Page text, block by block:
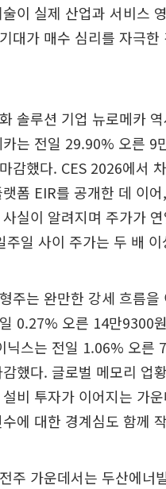
이 실제 산업과 서비스
대가 매수 심리를 자극한
솔루션 기업 뉴로메카
는 전일 29.90% 오른 9
감했다. CES 2026에서
폼 EIR를 공개한 데 이
실이 알려지며 주가가
주일 사이 주가는 두 배
주는 완만한 강세 흐름을
0.27% 오른 14만9300
닉스는 전일 1.06% 오른
했다. 글로벌 메모리 업
비 투자가 이어지는 가
에 대한 경계심도 함께
주 가운데서는 두산에너